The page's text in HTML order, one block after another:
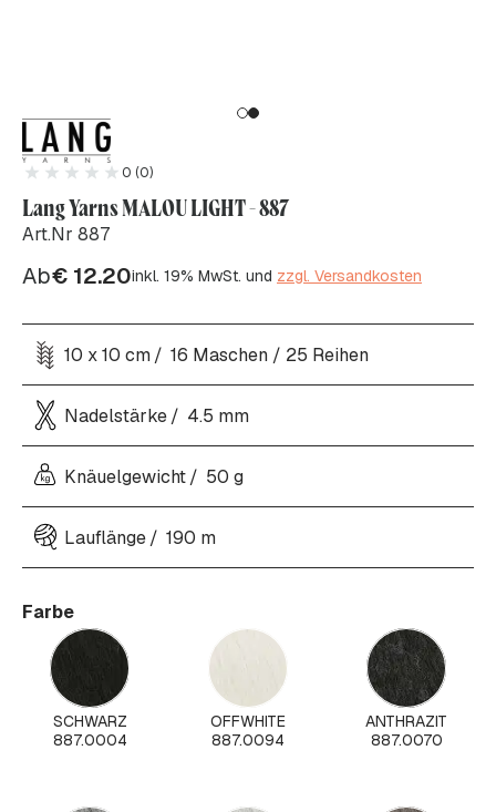
0 (0)
Lang Yarns MALOU LIGHT - 887
Art.Nr 887
Ab€ 12.20inkl. 19% MwSt. und zzgl. Versandkosten
10 x 10 cm 16 Maschen / 25 Reihen
Nadelstärke 4.5 mm
Knäuelgewicht 50 g
Lauflänge 190 m
Farbe
SCHWARZ
887.0004
OFFWHITE
887.0094
ANTHRAZIT
887.0070